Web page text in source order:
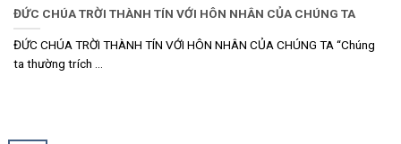
ĐỨC CHÚA TRỜI THÀNH TÍN VỚI HÔN NHÂN CỦA CHÚNG TA
ĐỨC CHÚA TRỜI THÀNH TÍN VỚI HÔN NHÂN CỦA CHÚNG TA “Chúng
ta thường trích ...